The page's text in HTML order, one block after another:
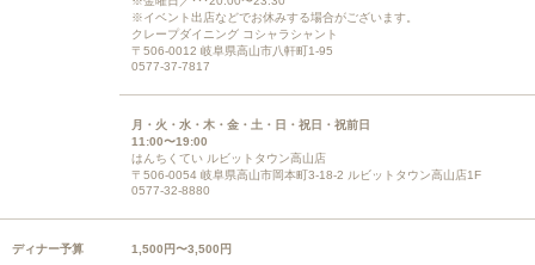
※イベント出店などでお休みする場合がございます。
クレープダイニング コシャラシャント
〒506-0012 岐阜県高山市八軒町1-95
0577-37-7817
月・火・水・木・金・土・日・祝日・祝前日
11:00〜19:00
はんちくてい ルビットタウン高山店
〒506-0054 岐阜県高山市岡本町3-18-2 ルビットタウン高山店1F
0577-32-8880
ディナー予算 1,500円〜3,500円